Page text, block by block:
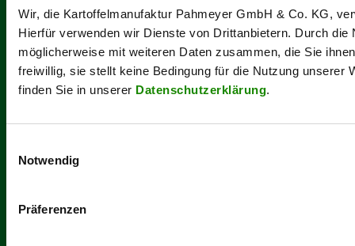
Wir, die Kartoffelmanufaktur Pahmeyer GmbH & Co. KG,
Hierfür verwenden wir Dienste von Drittanbietern. Durch
möglicherweise mit weiteren Daten zusammen, die Sie
freiwillig, sie stellt keine Bedingung für die Nutzung
finden Sie in unserer Datenschutzerklärung.
Notwendig
Präferenzen